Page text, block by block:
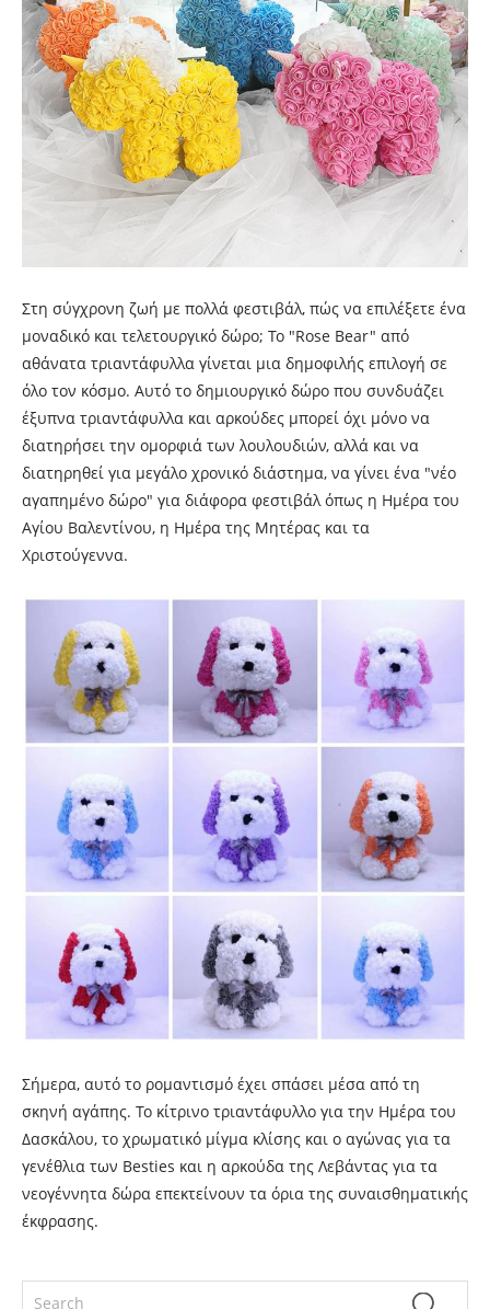
Στη σύγχρονη ζωή με πολλά φεστιβάλ, πώς να επιλέξετε ένα
μοναδικό και τελετουργικό δώρο; Το "Rose Bear" από
αθάνατα τριαντάφυλλα γίνεται μια δημοφιλής επιλογή σε
όλο τον κόσμο. Αυτό το δημιουργικό δώρο που συνδυάζει
έξυπνα τριαντάφυλλα και αρκούδες μπορεί όχι μόνο να
διατηρήσει την ομορφιά των λουλουδιών, αλλά και να
διατηρηθεί για μεγάλο χρονικό διάστημα, να γίνει ένα "νέο
αγαπημένο δώρο" για διάφορα φεστιβάλ όπως η Ημέρα του
Αγίου Βαλεντίνου, η Ημέρα της Μητέρας και τα
Χριστούγεννα.
Σήμερα, αυτό το ρομαντισμό έχει σπάσει μέσα από τη
σκηνή αγάπης. Το κίτρινο τριαντάφυλλο για την Ημέρα του
Δασκάλου, το χρωματικό μίγμα κλίσης και ο αγώνας για τα
γενέθλια των Besties και η αρκούδα της Λεβάντας για τα
νεογέννητα δώρα επεκτείνουν τα όρια της συναισθηματικής
έκφρασης.